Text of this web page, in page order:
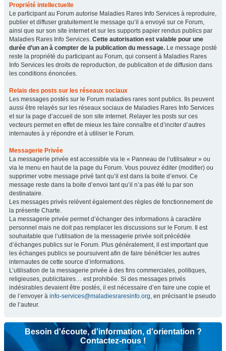
Propriété intellectuelle
Le participant au Forum autorise Maladies Rares Info Services à reproduire,
publier et diffuser gratuitement le message qu’il a envoyé sur ce Forum,
ainsi que sur son site internet et sur les supports papier rendus publics par
Maladies Rares Info Services. Cette autorisation est valable pour une
durée d’un an à compter de la publication du message. Le message posté
reste la propriété du participant au Forum, qui consent à Maladies Rares
Info Services les droits de reproduction, de publication et de diffusion dans
les conditions énoncées.
Relais des posts sur les réseaux sociaux
Les messages postés sur le Forum maladies rares sont publics. Ils peuvent
aussi être relayés sur les réseaux sociaux de Maladies Rares Info Services
et sur la page d’accueil de son site internet. Relayer les posts sur ces
vecteurs permet en effet de mieux les faire connaître et d’inciter d’autres
internautes à y répondre et à utiliser le Forum.
Messagerie Privée
La messagerie privée est accessible via le « Panneau de l’utilisateur » ou
via le menu en haut de la page du Forum. Vous pouvez éditer (modifier) ou
supprimer votre message privé tant qu’il est dans la boite d’envoi. Ce
message reste dans la boite d’envoi tant qu’il n’a pas été lu par son
destinataire.
Les messages privés relèvent également des règles de fonctionnement de
la présente Charte.
La messagerie privée permet d’échanger des informations à caractère
personnel mais ne doit pas remplacer les discussions sur le Forum. Il est
souhaitable que l’utilisation de la messagerie privée soit précédée
d’échanges publics sur le Forum. Plus généralement, il est important que
les échanges publics se poursuivent afin de faire bénéficier les autres
internautes de cette source d’informations.
L’utilisation de la messagerie privée à des fins commerciales, politiques,
religieuses, publicitaires… est prohibée. Si des messages privés
indésirables devaient être postés, il est nécessaire d’en faire une copie et
de l’envoyer à info-services@maladiesraresinfo.org, en précisant le pseudo
de l’auteur.
Besoin d'écoute, d'information, d'orientation ?
Contactez-nous !